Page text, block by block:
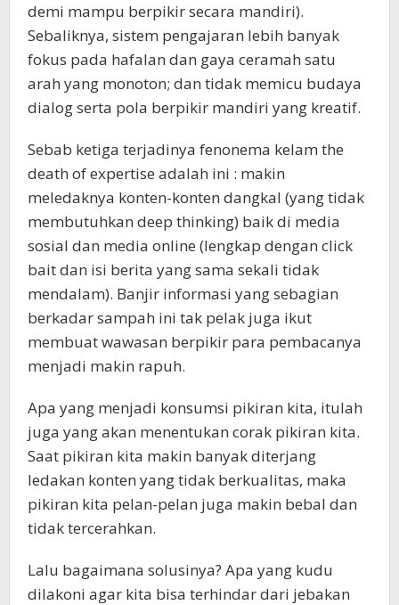
demi mampu berpikir secara mandiri).
Sebaliknya, sistem pengajaran lebih banyak
fokus pada hafalan dan gaya ceramah satu
arah yang monoton; dan tidak memicu budaya
dialog serta pola berpikir mandiri yang kreatif.
Sebab ketiga terjadinya fenonema kelam the
death of expertise adalah ini : makin
meledaknya konten-konten dangkal (yang tidak
membutuhkan deep thinking) baik di media
sosial dan media online (lengkap dengan click
bait dan isi berita yang sama sekali tidak
mendalam). Banjir informasi yang sebagian
berkadar sampah ini tak pelak juga ikut
membuat wawasan berpikir para pembacanya
menjadi makin rapuh.
Apa yang menjadi konsumsi pikiran kita, itulah
juga yang akan menentukan corak pikiran kita.
Saat pikiran kita makin banyak diterjang
ledakan konten yang tidak berkualitas, maka
pikiran kita pelan-pelan juga makin bebal dan
tidak tercerahkan.
Lalu bagaimana solusinya? Apa yang kudu
dilakoni agar kita bisa terhindar dari jebakan